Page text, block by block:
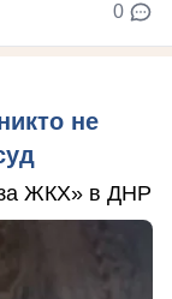
0
не
за ЖКХ» в ДНР